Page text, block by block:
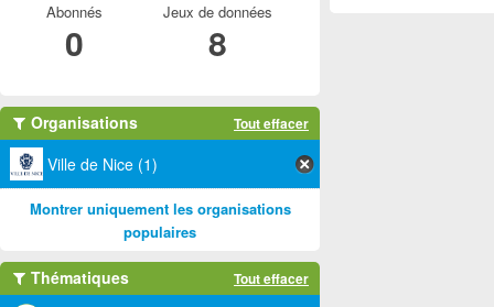
Abonnés
0
Jeux de données
8
Organisations Tout effacer
Ville de Nice (1)
Montrer uniquement les organisations
populaires
Thématiques Tout effacer